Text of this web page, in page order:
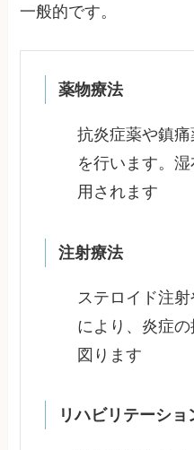
一般的です。
薬物療法
抗炎症薬や鎮
を行います。
用されます
注射療法
ステロイド注
により、炎症
図ります
リハビリテーショ